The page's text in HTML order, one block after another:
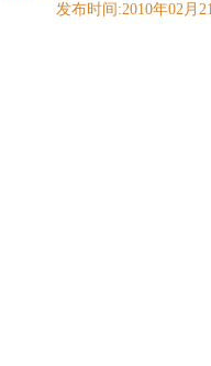
发布时间:2010年02月